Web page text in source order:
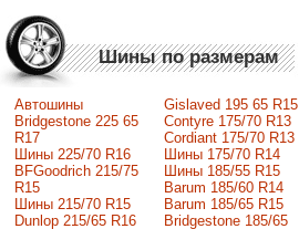
Шины по размерам
Автошины
Bridgestone 225 65
R17
Шины 225/70 R16
BFGoodrich 215/75
R15
Шины 215/70 R15
Dunlop 215/65 R16
Gislaved 195 65 R15
Contyre 175/70 R13
Cordiant 175/70 R13
Шины 175/70 R14
Шины 185/55 R15
Barum 185/60 R14
Barum 185/65 R15
Bridgestone 185/65